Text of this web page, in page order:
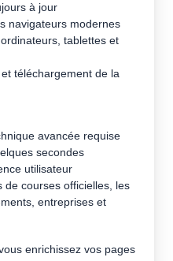
à jour
navigateurs modernes
tablettes et
téléchargement de la
avancée requise
secondes
utilisateur
de courses officielles, les
entreprises et
enrichissez vos pages